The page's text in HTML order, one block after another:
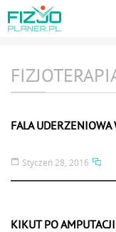
FALA UDERZENIOWA
Styczeń 28, 2016
KIKUT PO